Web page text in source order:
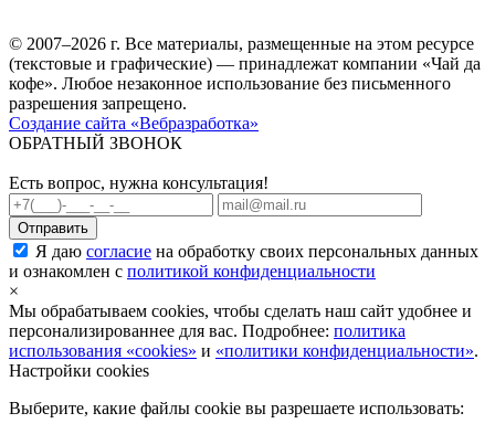
© 2007–2026 г. Все материалы, размещенные на этом ресурсе
(текстовые и графические) — принадлежат компании «Чай да
кофе». Любое незаконное использование без письменного
разрешения запрещено.
Создание сайта «Вебразработка»
ОБРАТНЫЙ ЗВОНОК
Есть вопрос, нужна консультация!
Я даю согласие на обработку своих персональных данных
и ознакомлен с политикой конфиденциальности
×
Мы обрабатываем cookies, чтобы сделать наш сайт удобнее и
персонализированнее для вас. Подробнее: политика
использования «cookies» и «политики конфиденциальности».
Настройки cookies
Выберите, какие файлы cookie вы разрешаете использовать: